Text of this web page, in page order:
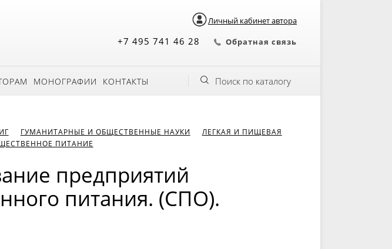
Личный кабинет автора
+7 495 741 46 28 Обратная связь
МОНОГРАФИИ КОНТАКТЫ Поиск по каталогу
ГУМАНИТАРНЫЕ И ОБЩЕСТВЕННЫЕ НАУКИ
ЛЕГКАЯ И ПИЩЕВАЯ
ПИТАНИЕ
предприятий
питания. (СПО).